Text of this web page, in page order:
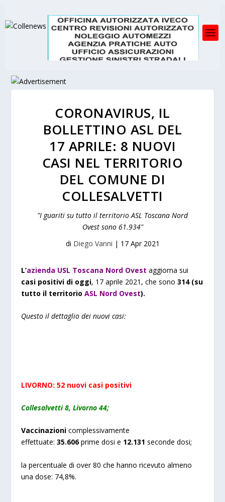
CORONAVIRUS, IL
BOLLETTINO ASL DEL
17 APRILE: 8 NUOVI
CASI NEL TERRITORIO
DEL COMUNE DI
COLLESALVETTI
"I guariti su tutto il territorio ASL Toscana Nord
Ovest sono 61.934"
di Diego Vanni | 17 Apr 2021
L’azienda USL Toscana Nord Ovest aggiorna sui
casi positivi di oggi, 17 aprile 2021, che sono314 (su
tutto il territorioASL Nord Ovest).
Questo il dettaglio dei nuovi casi:
LIVORNO: 52 nuovi casi positivi
Collesalvetti 8, Livorno 44;
Vaccinazioni complessivamente
effettuate:35.606 prime dosi e 12.131 seconde dosi;
la percentuale di over 80 che hanno ricevuto almeno
una dose: 74,8%.